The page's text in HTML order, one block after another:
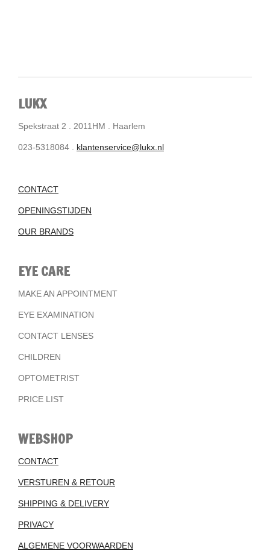
LUKX
Spekstraat 2 . 2011HM . Haarlem
023-5318084 . klantenservice@lukx.nl
CONTACT
OPENINGSTIJDEN
OUR BRANDS
EYE CARE
MAKE AN APPOINTMENT
EYE EXAMINATION
CONTACT LENSES
CHILDREN
OPTOMETRIST
PRICE LIST
WEBSHOP
CONTACT
VERSTUREN & RETOUR
SHIPPING & DELIVERY
PRIVACY
ALGEMENE VOORWAARDEN